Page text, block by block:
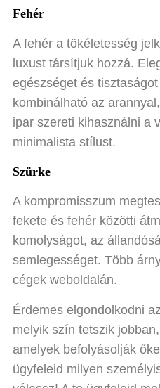
Fehér
A fehér a tökéletesség
luxust társítjuk hozzá.
egészséget és
kombinálható az
ipar szereti kihasználni a
minimalista stílust.
Szürke
A kompromisszum
fekete és fehér közötti
komolyságot, az
semlegességet. Több
cégek weboldalán.
Érdemes elgondolkodni
melyik szín tetszik
amelyek befolyásolják
ügyfeleid milyen